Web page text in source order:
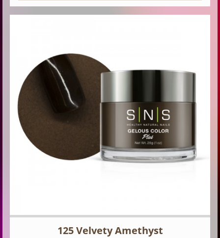
125 Velvety Amethyst